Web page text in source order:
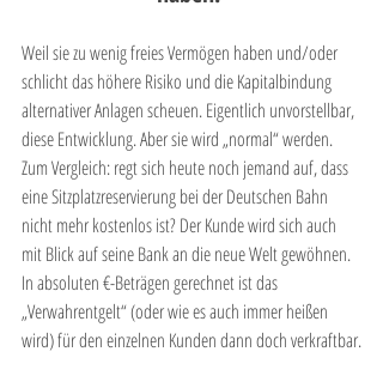
Weil sie zu wenig freies Vermögen haben und/oder
schlicht das höhere Risiko und die Kapitalbindung
alternativer Anlagen scheuen. Eigentlich unvorstellbar,
diese Entwicklung. Aber sie wird „normal“ werden.
Zum Vergleich: regt sich heute noch jemand auf, dass
eine Sitzplatzreservierung bei der Deutschen Bahn
nicht mehr kostenlos ist? Der Kunde wird sich auch
mit Blick auf seine Bank an die neue Welt gewöhnen.
In absoluten €-Beträgen gerechnet ist das
„Verwahrentgelt“ (oder wie es auch immer heißen
wird) für den einzelnen Kunden dann doch verkraftbar.